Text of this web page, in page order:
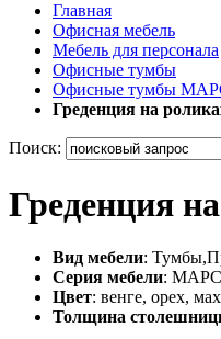
Главная
Офисная мебель
Мебель для персонала
Офисные тумбы
Офисные тумбы
Греденция на
Поиск:
Греденция
Вид мебели:
Серия мебели: МАРС
Цвет: венге, орех,
Толщина